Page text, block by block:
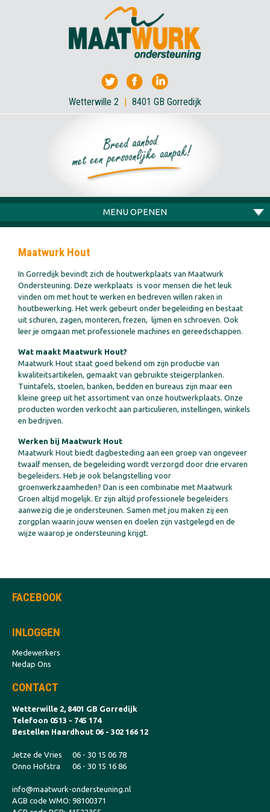
Wetterwille 2 8401 GB Gorredijk
MENU OPENEN
Maatwurk Hout
In Gorredijk bevindt zich de houtwerkplaats van Maatwurk
Ondersteuning. Deze werkplaats is voor mensen die het leuk
vinden om met hout te werken en bedreven willen raken in
houtbewerking. Het werk gebeurt onder begeleiding en bestaat
uit schuren, zagen, monteren, frezen, lijmen en schroeven. Ook
leer je omgaan met professionele machines en gereedschappen.
Wat maakt Maatwurk Hout?
Maatwurk Hout staat goed bekend om zijn productie van
kwaliteitsartikelen, gemaakt van gebruikte steigerplanken.
Tuintafels, stoelen, banken, bedden en bureaus zijn maar een
kleine greep uit het assortiment van onze houtwerkplaats. Onze
producten worden verkocht aan particulieren, instellingen, winkels
en bedrijven.
Werken bij Maatwurk Hout
Maatwurk Hout biedt dagbesteding aan een groep van ongeveer
twaalf mensen, de begeleiding wordt verzorgd door drie ervaren
begeleiders. Heb je ook belangstelling voor
groenwerkzaamheden? Dan is een combinatie met Maatwurk
Groen altijd mogelijk. Er zijn altijd professionele begeleiders
aanwezig die je ondersteunen. Samen met jou maken zij een
zorgplan waarin jouw wensen en doelen zijn vastgelegd en de
wijze waarop je ondersteuning krijgt.
FACEBOOK
INLOGGEN
Medewerkers
Nedap Ons
CONTACT
Wetterwille 2, 8401 GB Gorredijk
Telefoon 0513 - 745 174
Bestellen Haardhout 06 - 302 166 12
Jetze de Vries
06 - 30 15 06 78
Onno Hofstra
06 - 30 15 16 86
info@maatwurk-ondersteuning.nl
AGB code WMO: 98100371